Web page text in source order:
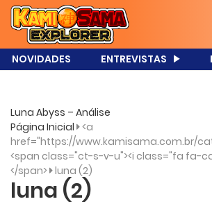
NOVIDADES ENTREVISTAS
Luna Abyss – Análise
Página Inicial <a
href="https://www.kamisama.com.br/
<span class="ct-s-v-u"><i class="fa fa-
</span> luna (2)
luna (2)